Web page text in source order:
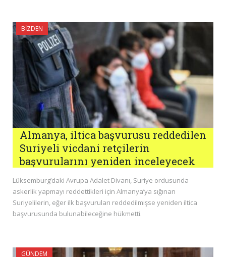
BIZDEN
Almanya, iltica başvurusu reddedilen
Suriyeli vicdani retçilerin
başvurularını yeniden inceleyecek
Lüksemburg’daki Avrupa Adalet Divanı, Suriye ordusunda
askerlik yapmayı reddettikleri için Almanya’ya sığınan
Suriyelilerin, eğer ilk başvuruları reddedilmişse yeniden iltica
başvurusunda bulunabileceğine hükmetti.
GÜNDEM